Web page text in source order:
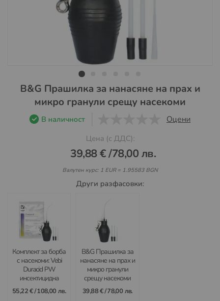
Преминете
началото
B&G Прашилка за нанасяне на прах и
микро гранули срещу насекоми
В наличност Оцени
Цена (с ДДС):
39,88 €/78,00 лв.
Валутен курс: 1 EUR = 1.95583 BGN
Други разфасовки:
Комплект за борба
с насекоми: Vebi
Duracid PW
инсектицидна
пудра и B&G Bulb
Duster прашилка
55,22 €/108,00 лв.
B&G Прашилка за
нанасяне на прах и
микро гранули
срещу насекоми
39,88 €/78,00 лв.